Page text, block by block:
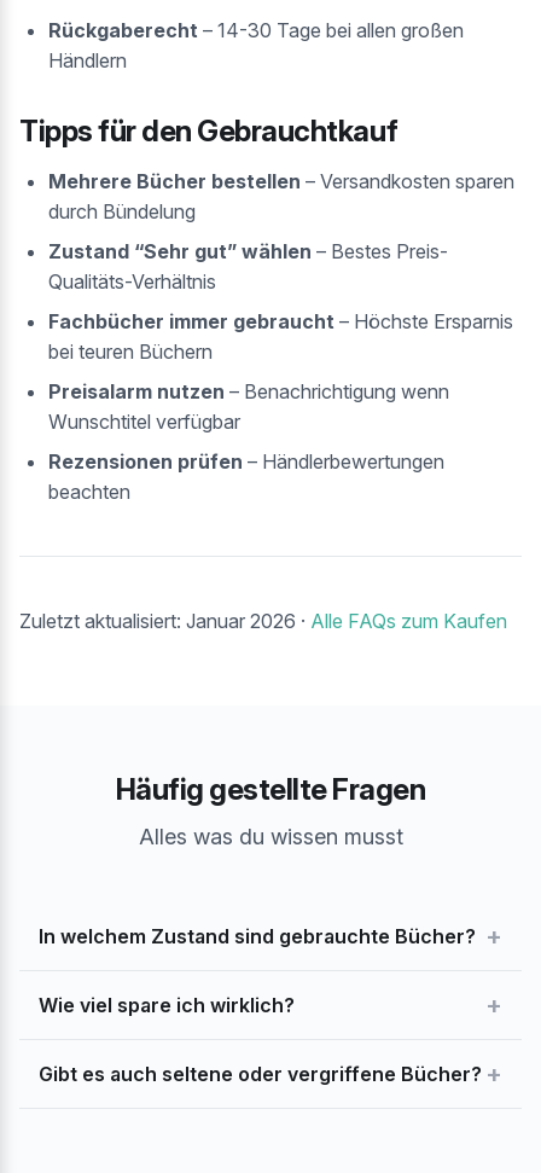
Rückgaberecht – 14-30 Tage bei allen großen
Händlern
Tipps für den Gebrauchtkauf
Mehrere Bücher bestellen – Versandkosten sparen
durch Bündelung
Zustand “Sehr gut” wählen – Bestes Preis-
Qualitäts-Verhältnis
Fachbücher immer gebraucht – Höchste Ersparnis
bei teuren Büchern
Preisalarm nutzen – Benachrichtigung wenn
Wunschtitel verfügbar
Rezensionen prüfen – Händlerbewertungen
beachten
Zuletzt aktualisiert: Januar 2026 · Alle FAQs zum Kaufen
Häufig gestellte Fragen
Alles was du wissen musst
In welchem Zustand sind gebrauchte Bücher? +
Wie viel spare ich wirklich? +
Gibt es auch seltene oder vergriffene Bücher? +